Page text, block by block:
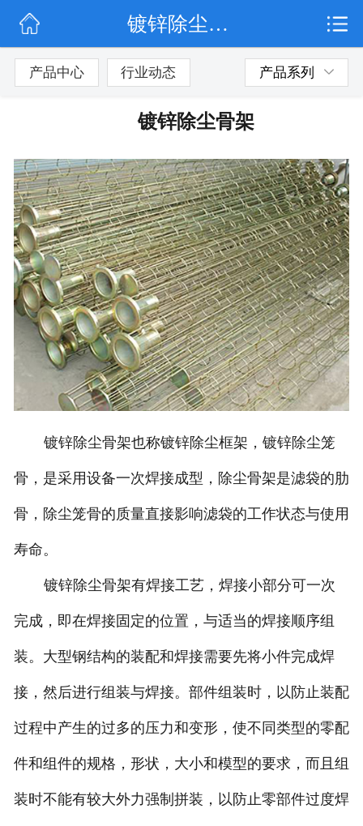
公司简介
联系我们
镀锌除尘骨架
产品中心 行业动态 产品系列
镀锌除尘骨架
镀锌除尘骨架也称镀锌除尘框架，镀锌除尘笼
骨，是采用设备一次焊接成型，除尘骨架是滤袋的肋
骨，除尘笼骨的质量直接影响滤袋的工作状态与使用
寿命。
镀锌除尘骨架有焊接工艺，焊接小部分可一次
完成，即在焊接固定的位置，与适当的焊接顺序组
装。大型钢结构的装配和焊接需要先将小件完成焊
接，然后进行组装与焊接。部件组装时，以防止装配
过程中产生的过多的压力和变形，使不同类型的零配
件和组件的规格，形状，大小和模型的要求，而且组
装时不能有较大外力强制拼装，以防止零部件过度焊